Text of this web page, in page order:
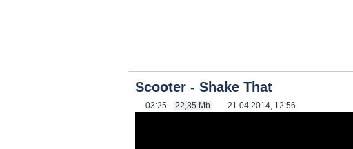
Scooter - Shake That
03:25 22,35 Mb 21.04.2014, 12:56